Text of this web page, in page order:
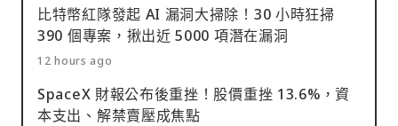
比特幣紅隊發起 AI 漏洞大掃除！30 小時狂掃
390 個專案，揪出近 5000 項潛在漏洞
12 hours ago
SpaceX 財報公布後重挫！股價重挫 13.6%，資
本支出、解禁賣壓成焦點